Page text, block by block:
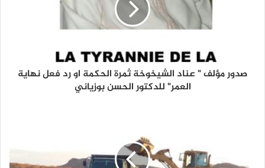
صدور مؤلف " عناد الشيخوخة ثمرة الحكمة او رد فعل نهاية
العمر" للدكتور الحسن بوزياني